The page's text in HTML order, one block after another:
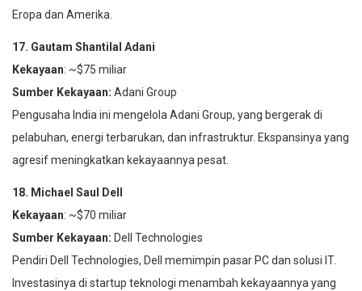
Eropa dan Amerika.
17. Gautam Shantilal Adani
Kekayaan: ~$75 miliar
Sumber Kekayaan: Adani Group
Pengusaha India ini mengelola Adani Group, yang bergerak di
pelabuhan, energi terbarukan, dan infrastruktur. Ekspansinya yang
agresif meningkatkan kekayaannya pesat.
18. Michael Saul Dell
Kekayaan: ~$70 miliar
Sumber Kekayaan: Dell Technologies
Pendiri Dell Technologies, Dell memimpin pasar PC dan solusi IT.
Investasinya di startup teknologi menambah kekayaannya yang